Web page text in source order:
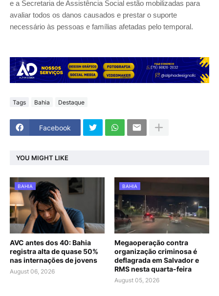
e a Secretaria de Assistência Social estão mobilizadas para
avaliar todos os danos causados e prestar o suporte
necessário às pessoas e famílias afetadas pelo temporal.
Tags Bahia Destaque
Facebook
YOU MIGHT LIKE
BAHIA
AVC antes dos 40: Bahia
registra alta de quase 50%
nas internações de jovens
August 06, 2026
BAHIA
Megaoperação contra
organização criminosa é
deflagrada em Salvador e
RMS nesta quarta-feira
August 05, 2026